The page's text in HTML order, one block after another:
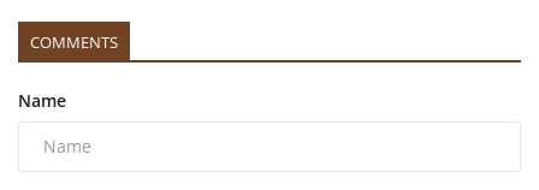
COMMENTS
Name